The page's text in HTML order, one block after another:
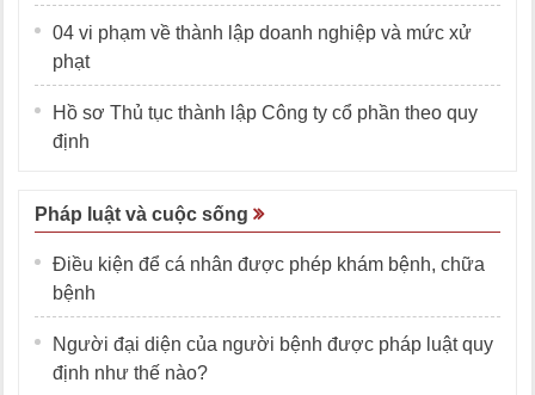
04 vi phạm về thành lập doanh nghiệp và mức xử
phạt
Hồ sơ Thủ tục thành lập Công ty cổ phần theo quy
định
Pháp luật và cuộc sống
Điều kiện để cá nhân được phép khám bệnh, chữa
bệnh
Người đại diện của người bệnh được pháp luật quy
định như thế nào?